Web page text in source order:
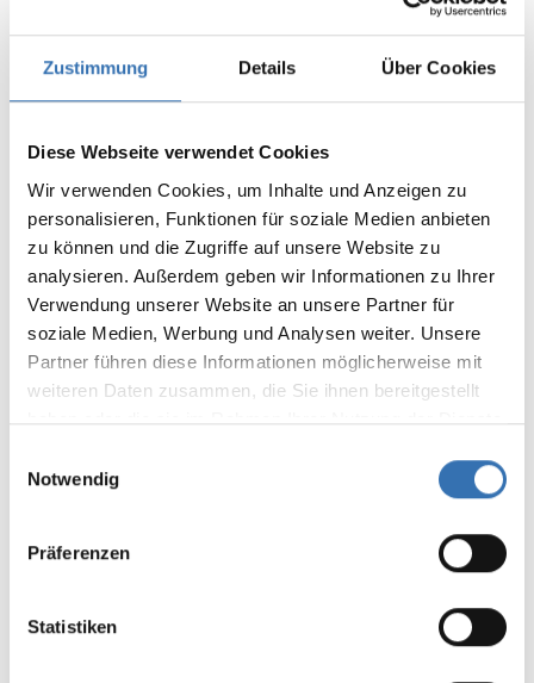
Zustimmung Details Über Cookies
Diese Webseite verwendet Cookies
Wir verwenden Cookies, um Inhalte und Anzeigen zu
personalisieren, Funktionen für soziale Medien anbieten
zu können und die Zugriffe auf unsere Website zu
analysieren. Außerdem geben wir Informationen zu Ihrer
Verwendung unserer Website an unsere Partner für
soziale Medien, Werbung und Analysen weiter. Unsere
Partner führen diese Informationen möglicherweise mit
weiteren Daten zusammen, die Sie ihnen bereitgestellt
haben oder die sie im Rahmen Ihrer Nutzung der Dienste
Notwendig
Präferenzen
Statistiken
Teilen Sie Ihre Erfahrungen mit anderen
Kunden.
Bewertungen nur in der aktuellen Sprache anzeigen.
Keine Bewertungen gefunden. Teilen Sie Ihre
Erfahrungen mit anderen.